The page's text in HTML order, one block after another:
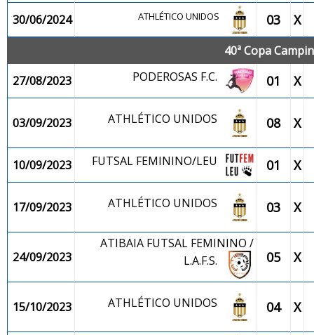
30/06/2024 ATHLÉTICO UNIDOS 03 X
40ª Copa
27/08/2023
PODEROSAS F.C. 01 X
03/09/2023 ATHLÉTICO UNIDOS 08 X
10/09/2023 FUTSAL FEMININO/LEU 01 X
17/09/2023 ATHLÉTICO UNIDOS 03 X
24/09/2023
ATIBAIA FUTSAL FEMININO /
L.A.F.S.
05 X
15/10/2023 ATHLÉTICO UNIDOS 04 X